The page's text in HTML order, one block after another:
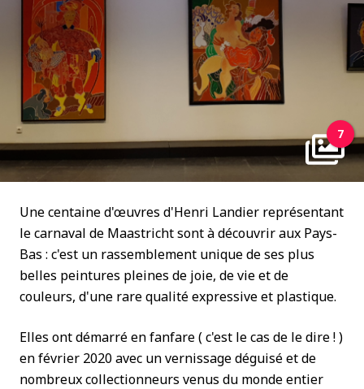
7
Une centaine d'œuvres d'Henri Landier représentant
le carnaval de Maastricht sont à découvrir aux Pays-
Bas : c'est un rassemblement unique de ses plus
belles peintures pleines de joie, de vie et de
couleurs, d'une rare qualité expressive et plastique.
Elles ont démarré en fanfare ( c'est le cas de le dire ! )
en février 2020 avec un vernissage déguisé et de
nombreux collectionneurs venus du monde entier